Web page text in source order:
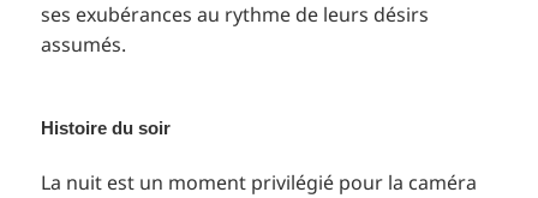
ses exubérances au rythme de leurs désirs
assumés.
Histoire du soir
La nuit est un moment privilégié pour la caméra